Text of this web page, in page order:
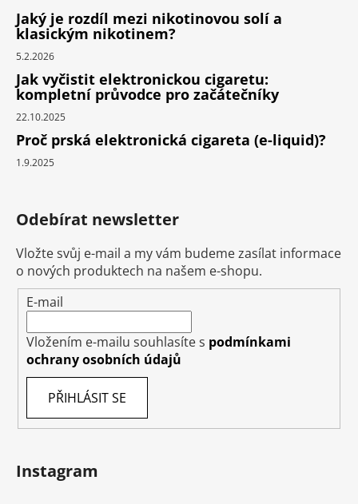
Jaký je rozdíl mezi nikotinovou solí a
klasickým nikotinem?
5.2.2026
Jak vyčistit elektronickou cigaretu:
kompletní průvodce pro začátečníky
22.10.2025
Proč prská elektronická cigareta (e-liquid)?
1.9.2025
Odebírat newsletter
Vložte svůj e-mail a my vám budeme zasílat informace
o nových produktech na našem e-shopu.
E-mail
Vložením e-mailu souhlasíte s podmínkami
ochrany osobních údajů
PŘIHLÁSIT SE
Instagram